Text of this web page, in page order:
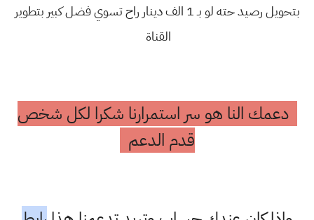
بتحويل رصيد حته لو بـ 1 الف دينار راح تسوي فضل كبير بتطوير
القناة
دعمك النا هو سر استمرارنا شكرا لكل شخص
قدم الدعم